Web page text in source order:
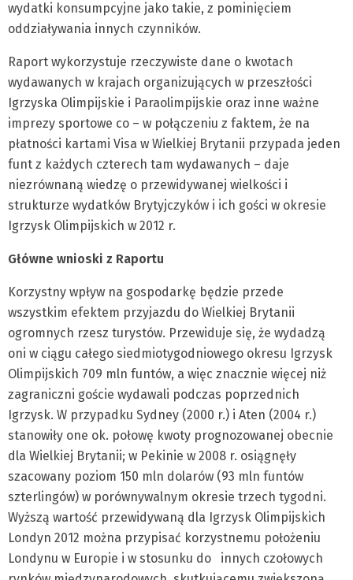
wydatki konsumpcyjne jako takie, z pominięciem
oddziaływania innych czynników.
Raport wykorzystuje rzeczywiste dane o kwotach
wydawanych w krajach organizujących w przeszłości
Igrzyska Olimpijskie i Paraolimpijskie oraz inne ważne
imprezy sportowe co – w połączeniu z faktem, że na
płatności kartami Visa w Wielkiej Brytanii przypada jeden
funt z każdych czterech tam wydawanych – daje
niezrównaną wiedzę o przewidywanej wielkości i
strukturze wydatków Brytyjczyków i ich gości w okresie
Igrzysk Olimpijskich w 2012 r.
Główne wnioski z Raportu
Korzystny wpływ na gospodarkę będzie przede
wszystkim efektem przyjazdu do Wielkiej Brytanii
ogromnych rzesz turystów. Przewiduje się, że wydadzą
oni w ciągu całego siedmiotygodniowego okresu Igrzysk
Olimpijskich 709 mln funtów, a więc znacznie więcej niż
zagraniczni goście wydawali podczas poprzednich
Igrzysk. W przypadku Sydney (2000 r.) i Aten (2004 r.)
stanowiły one ok. połowę kwoty prognozowanej obecnie
dla Wielkiej Brytanii; w Pekinie w 2008 r. osiągnęły
szacowany poziom 150 mln dolarów (93 mln funtów
szterlingów) w porównywalnym okresie trzech tygodni.
Wyższą wartość przewidywaną dla Igrzysk Olimpijskich
Londyn 2012 można przypisać korzystnemu położeniu
Londynu w Europie i w stosunku do
innych czołowych